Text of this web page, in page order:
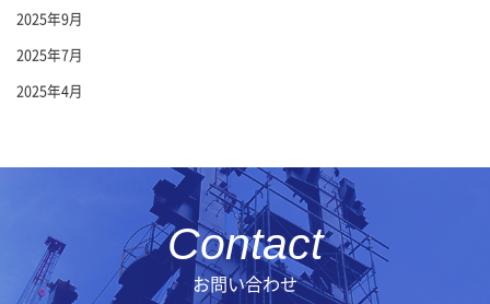
2025年9月
2025年7月
2025年4月
お問い合わせ